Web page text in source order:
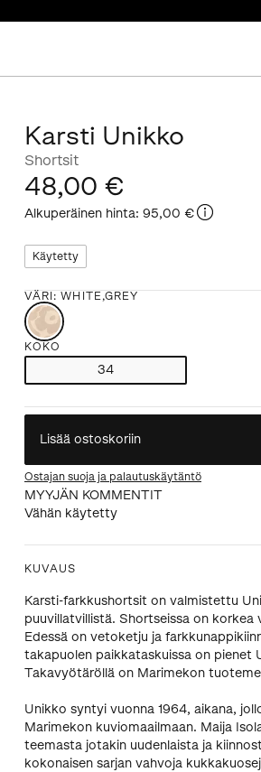
Karsti Unikko
Shortsit
48,00 €
Alkuperäinen hinta: 95,00 €
Käytetty
VÄRI :WHITE,GREY
KOKO
34
Lisää ostoskoriin
Ostajan suoja ja palautuskäytäntö
MYYJÄN KOMMENTIT
Vähän käytetty
KUVAUS
Karsti-farkkushortsit on valmistettu
puuvillatvillistä. Shortseissa on
Edessä on vetoketju ja
takapuolen paikkataskuissa on pienet
Takavyötäröllä on Marimekon
Unikko syntyi vuonna 1964, aikana,
Marimekon kuviomaailmaan. Maija
teemasta jotakin uudenlaista ja
kokonaisen sarjan vahvoja